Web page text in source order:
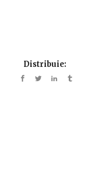
Distribuie: